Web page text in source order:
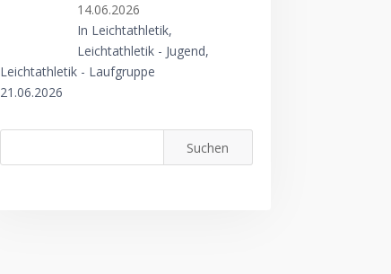
14.06.2026
In Leichtathletik,
Leichtathletik - Jugend,
Leichtathletik - Laufgruppe
21.06.2026